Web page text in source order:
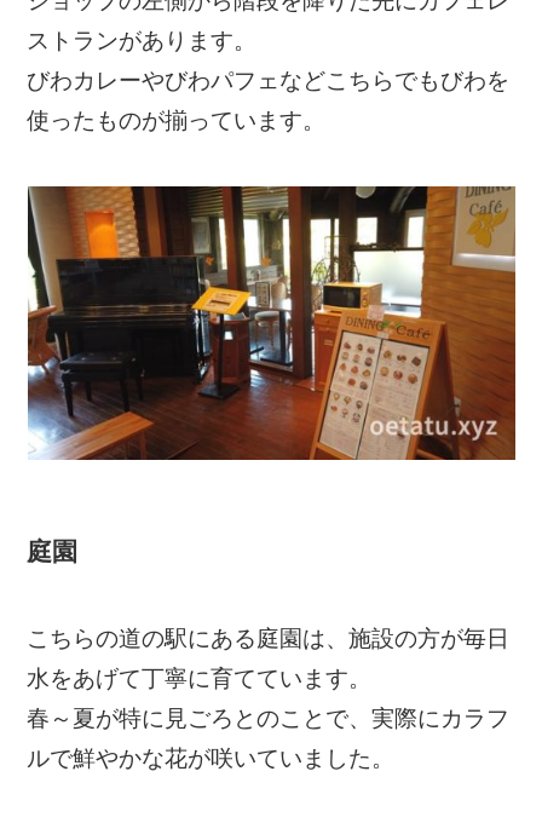
ストランがあります。
びわカレーやびわパフェなどこちらでもびわを
使ったものが揃っています。
庭園
こちらの道の駅にある庭園は、施設の方が毎日
水をあげて丁寧に育てています。
春～夏が特に見ごろとのことで、実際にカラフ
ルで鮮やかな花が咲いていました。